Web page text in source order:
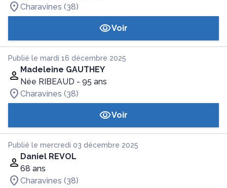
Charavines (38)
Voir
Publié le mardi 16 décembre 2025
Madeleine GAUTHEY
Née RIBEAUD - 95 ans
Charavines (38)
Voir
Publié le mercredi 03 décembre 2025
Daniel REVOL
68 ans
Charavines (38)